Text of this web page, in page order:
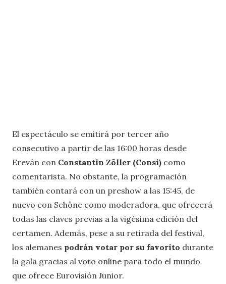
El espectáculo se emitirá por tercer año
consecutivo a partir de las 16:00 horas desde
Ereván con Constantin Zöller (Consi) como
comentarista. No obstante, la programación
también contará con un preshow a las 15:45, de
nuevo con Schöne como moderadora, que ofrecerá
todas las claves previas a la vigésima edición del
certamen. Además, pese a su retirada del festival,
los alemanes podrán votar por su favorito durante
la gala gracias al voto online para todo el mundo
que ofrece Eurovisión Junior.